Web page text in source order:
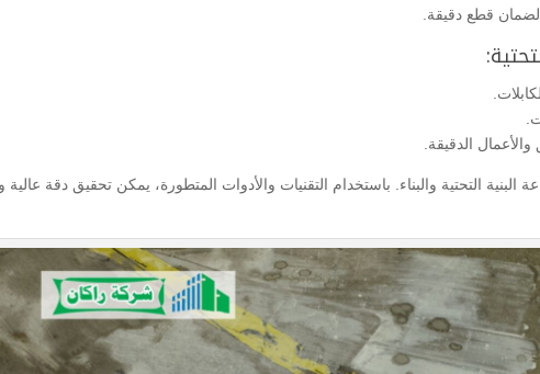
لضمان قطع دقيقة.
الدقيقة.
التحتية والبناء. باستخدام التقنيات والأدوات المتطورة، يمكن تحقيق دقة عالية